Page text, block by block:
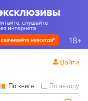
По книге По автору
Войти